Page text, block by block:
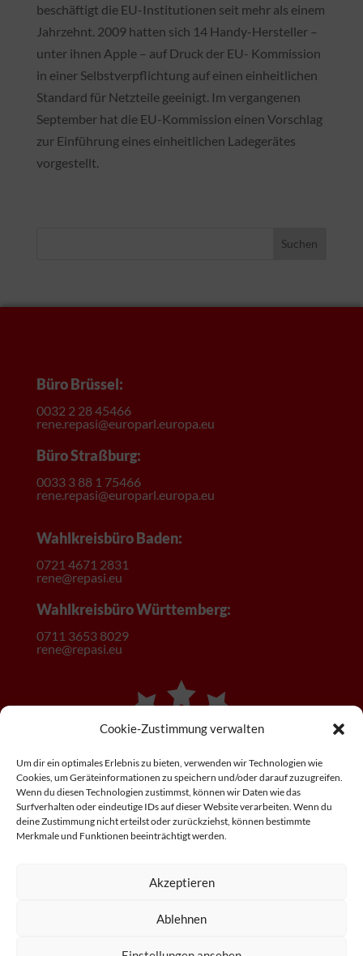
Cookie-Zustimmung verwalten
Um dir ein optimales Erlebnis zu bieten, verwenden wir Technologien wie
Cookies, um Geräteinformationen zu speichern und/oder darauf zuzugreifen.
Wenn du diesen Technologien zustimmst, können wir Daten wie das
Surfverhalten oder eindeutige IDs auf dieser Website verarbeiten. Wenn du
deine Zustimmung nicht erteilst oder zurückziehst, können bestimmte
Merkmale und Funktionen beeinträchtigt werden.
Akzeptieren
Ablehnen
beschäftigt die EU-Institutionen seit mehr als einem
Jahrzehnt. 2009 hatten sich 14 Handy-Hersteller –
unter ihnen Apple – auf Druck der EU- Kommission
in einer Selbstverpflichtung auf einen einheitlichen
Standard für Netzteile geeinigt. Im vergangenen
September hat die EU-Kommission einen Vorschlag
zur Einführung eines einheitlichen Ladegerätes
vorgestellt.
Suchen
Büro Brüssel:
0032 2 28 45466
rene.repasi@europarl.europa.eu
Büro Straßburg:
0033 3 88 1 75466
rene.repasi@europarl.europa.eu
Wahlkreisbüro Baden:
0721 4671 2831
rene@repasi.eu
Wahlkreisbüro Württemberg:
0711 3653 8029
rene@repasi.eu